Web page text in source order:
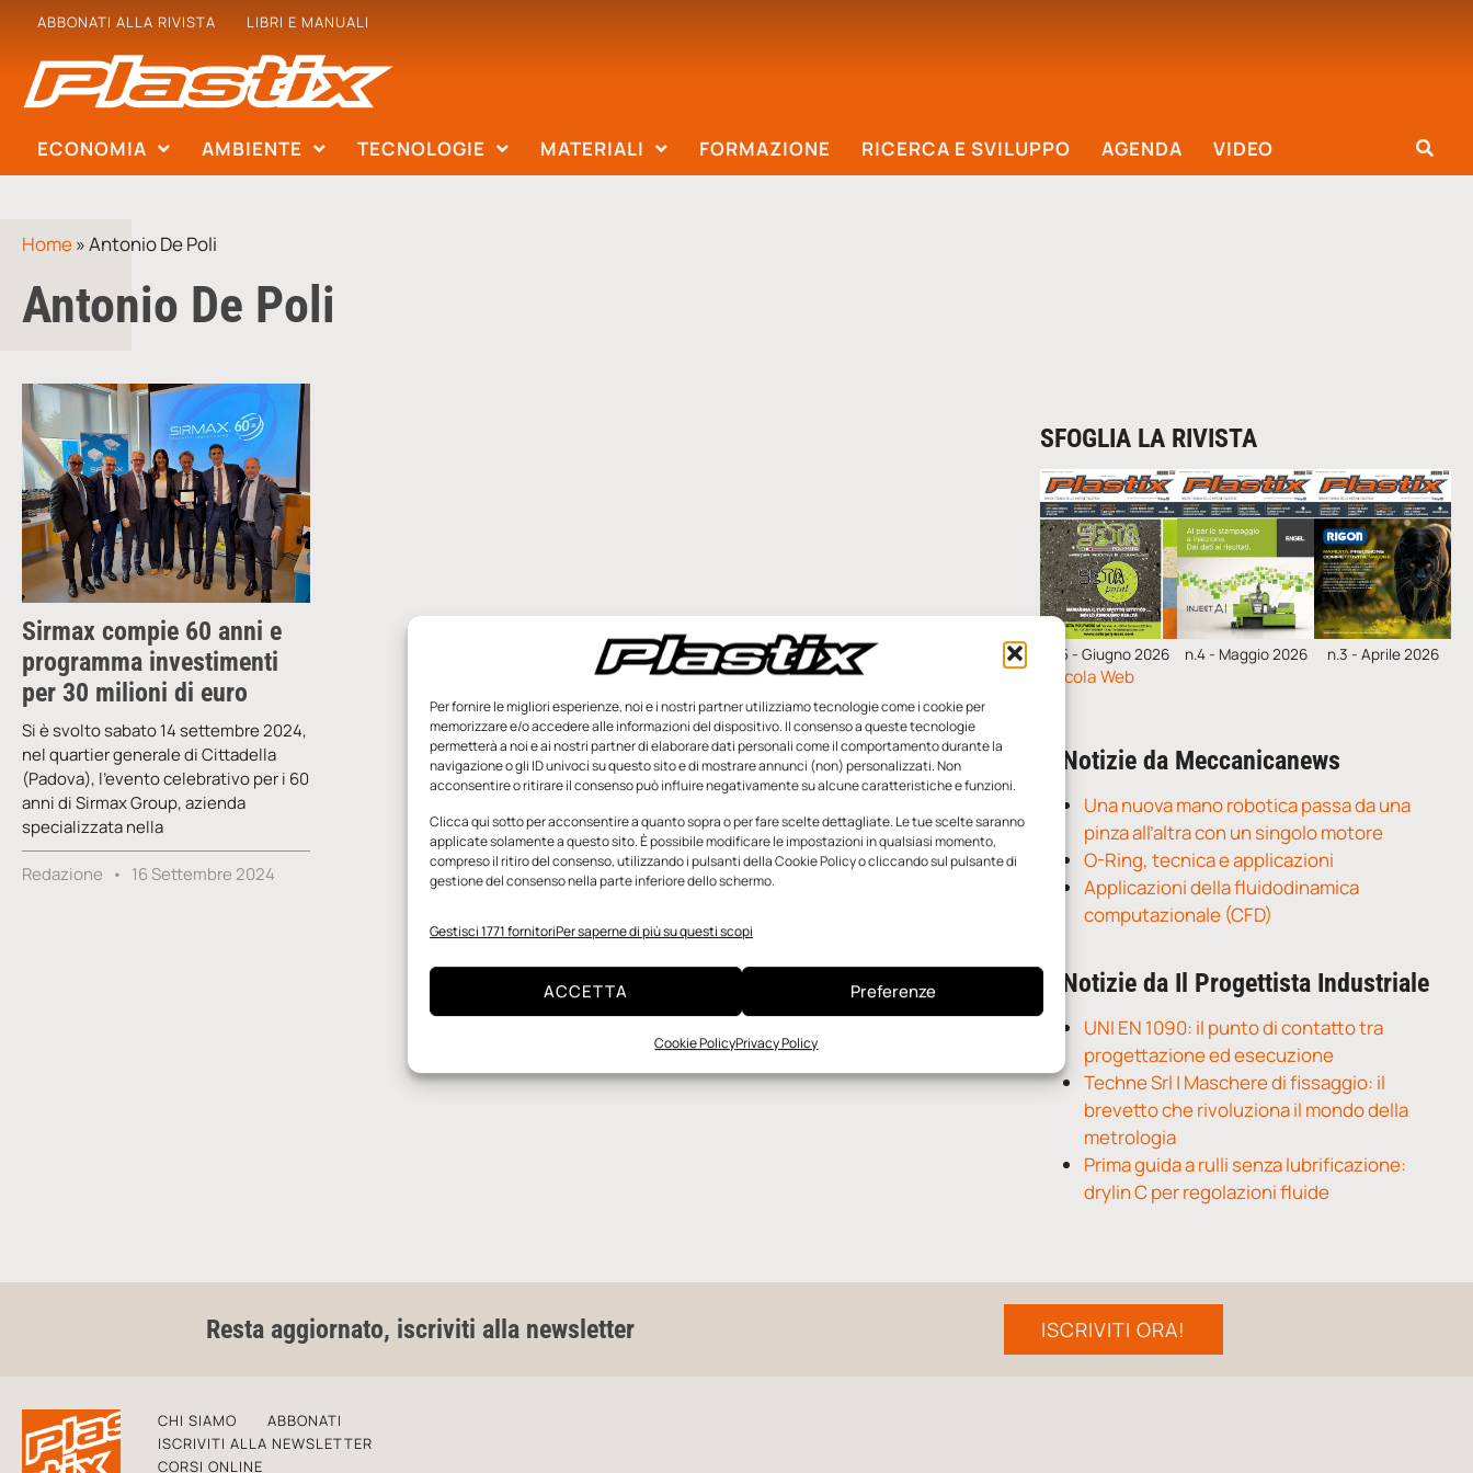
Per fornire le migliori esperienze, noi e i nostri partner utilizziamo tecnologie come i cookie per
memorizzare e/o accedere alle informazioni del dispositivo. Il consenso a queste tecnologie
permetterà a noi e ai nostri partner di elaborare dati personali come il comportamento durante la
navigazione o gli ID univoci su questo sito e di mostrare annunci (non) personalizzati. Non
acconsentire o ritirare il consenso può influire negativamente su alcune caratteristiche e funzioni.
Clicca qui sotto per acconsentire a quanto sopra o per fare scelte dettagliate. Le tue scelte saranno
applicate solamente a questo sito. È possibile modificare le impostazioni in qualsiasi momento,
compreso il ritiro del consenso, utilizzando i pulsanti della Cookie Policy o cliccando sul pulsante di
gestione del consenso nella parte inferiore dello schermo.
Gestisci 1771 fornitoriPer saperne di più su questi scopi
ACCETTA Preferenze
Cookie PolicyPrivacy Policy
ABBONATI ALLA RIVISTA LIBRI E MANUALI
ECONOMIA AMBIENTE TECNOLOGIE MATERIALI FORMAZIONE RICERCA E SVILUPPO AGENDA VIDEO
Home»Antonio De Poli
Antonio De Poli
Sirmax compie 60 anni e
programma investimenti
per 30 milioni di euro
Si è svolto sabato 14 settembre 2024,
nel quartier generale di Cittadella
(Padova), l’evento celebrativo per i 60
anni di Sirmax Group, azienda
specializzata nella
Redazione 16 Settembre 2024
SFOGLIA LA RIVISTA
n.5 - Giugno 2026 n.4 - Maggio 2026 n.3 - Aprile 2026
Edicola Web
Notizie da Meccanicanews
Una nuova mano robotica passa da una
pinza all’altra con un singolo motore
O-Ring, tecnica e applicazioni
Applicazioni della fluidodinamica
computazionale (CFD)
Notizie da Il Progettista Industriale
UNI EN 1090: il punto di contatto tra
progettazione ed esecuzione
Techne Srl | Maschere di fissaggio: il
brevetto che rivoluziona il mondo della
metrologia
Prima guida a rulli senza lubrificazione:
drylin C per regolazioni fluide
Resta aggiornato, iscriviti alla newsletter ISCRIVITI ORA!
CHI SIAMO
ABBONATI
ISCRIVITI ALLA NEWSLETTER
CORSI ONLINE